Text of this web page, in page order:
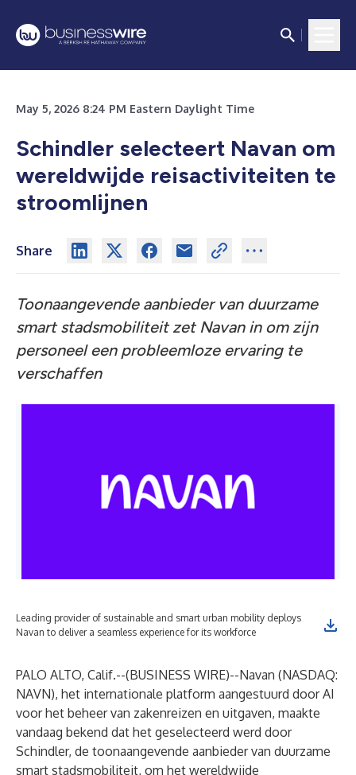
May 5, 2026 8:24 PM Eastern Daylight Time
Schindler selecteert Navan om
wereldwijde reisactiviteiten te
stroomlijnen
Share
Toonaangevende aanbieder van duurzame
smart stadsmobiliteit zet Navan in om zijn
personeel een probleemloze ervaring te
verschaffen
Leading provider of sustainable and smart urban mobility deploys
Navan to deliver a seamless experience for its workforce
PALO ALTO, Calif.--(BUSINESS WIRE)--Navan (NASDAQ:
NAVN), het internationale platform aangestuurd door AI
voor het beheer van zakenreizen en uitgaven, maakte
vandaag bekend dat het geselecteerd werd door
Schindler, de toonaangevende aanbieder van duurzame
smart stadsmobiliteit, om het wereldwijde